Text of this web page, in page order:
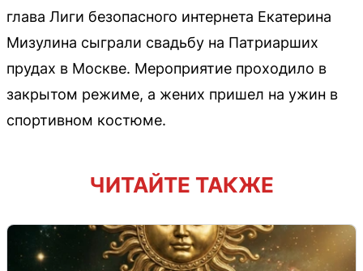
глава Лиги безопасного интернета Екатерина
Мизулина сыграли свадьбу на Патриарших
прудах в Москве. Мероприятие проходило в
закрытом режиме, а жених пришел на ужин в
спортивном костюме.
ЧИТАЙТЕ ТАКЖЕ